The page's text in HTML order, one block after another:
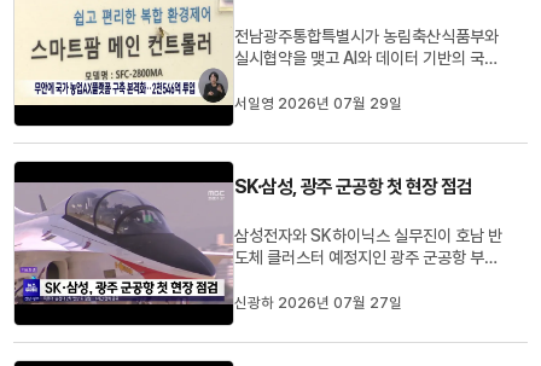
전남광주통합특별시가 농림축산식품부와
실시협약을 맺고 AI와 데이터 기반의 국가
당 사업을 통해 무안 해제면에는오는
온실과 스마트 농산물산지유통센터
이들어서게 됩니다.통합특별시는 해당 플
서일영 2026년 07월 29일
SK·삼성, 광주 군공항 첫 현장 점검
삼성전자와 SK하이닉스 실무진이 호남 반
도체 클러스터 예정지인 광주 군공항 부지
내고 있습니다.삼성전자와 SK하이닉스 실
공항 부지와 용수 공급 여건 등을 점검하고
신광하 2026년 07월 27일